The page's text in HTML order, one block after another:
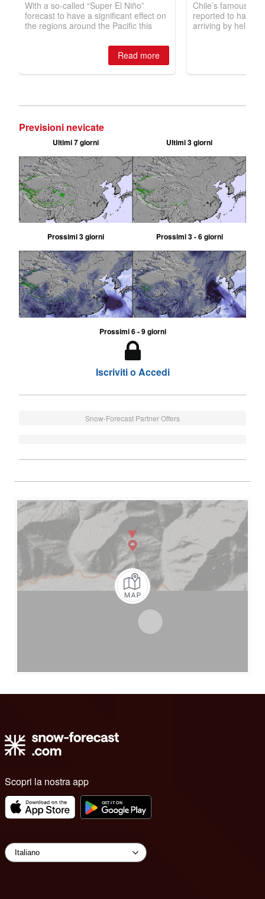
Previsioni nevicate
Ultimi 7 giorni Ultimi 3 giorni
Prossimi 3 giorni Prossimi 3 - 6 giorni
Prossimi 6 - 9 giorni
Iscriviti o Accedi
Snow-Forecast Partner Offers
Scopri la nostra app